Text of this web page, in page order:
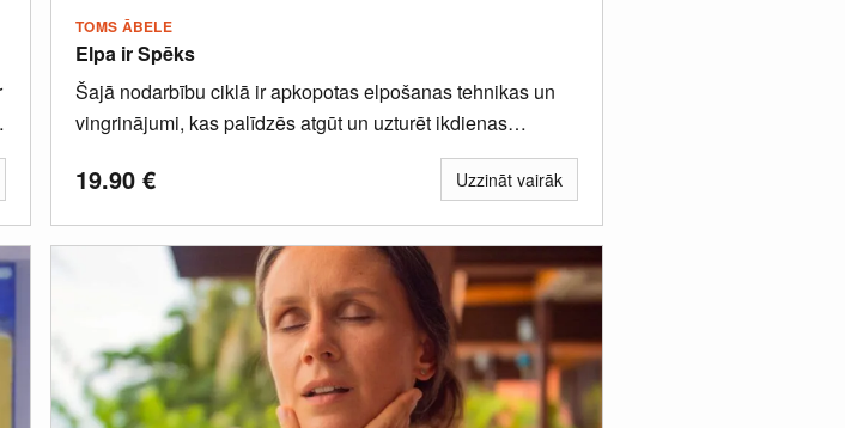
TOMS ĀBELE
Elpa ir Spēks
Šajā nodarbību ciklā ir apkopotas elpošanas tehnikas un
vingrinājumi, kas palīdzēs atgūt un uzturēt ikdienas
19.90 € Uzzināt vairāk